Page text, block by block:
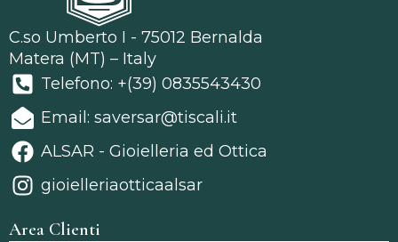
C.so Umberto I - 75012 Bernalda
Matera (MT) – Italy
Telefono: +(39) 0835543430
Email: saversar@tiscali.it
ALSAR - Gioielleria ed Ottica
gioielleriaotticaalsar
Area Clienti